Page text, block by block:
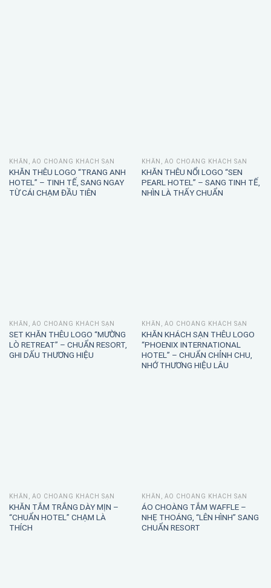
KHĂN, ÁO CHOÀNG KHÁCH SẠN
KHĂN THÊU LOGO “TRANG ANH
HOTEL” – TINH TẾ, SANG NGAY
TỪ CÁI CHẠM ĐẦU TIÊN
KHĂN, ÁO CHOÀNG KHÁCH SẠN
KHĂN THÊU NỔI LOGO “SEN
PEARL HOTEL” – SANG TINH TẾ,
NHÌN LÀ THẤY CHUẨN
KHĂN, ÁO CHOÀNG KHÁCH SẠN
SET KHĂN THÊU LOGO “MƯỜNG
LÒ RETREAT” – CHUẨN RESORT,
GHI DẤU THƯƠNG HIỆU
KHĂN, ÁO CHOÀNG KHÁCH SẠN
KHĂN KHÁCH SẠN THÊU LOGO
“PHOENIX INTERNATIONAL
HOTEL” – CHUẨN CHỈNH CHU,
NHỚ THƯƠNG HIỆU LÂU
KHĂN, ÁO CHOÀNG KHÁCH SẠN
KHĂN TẮM TRẮNG DÀY MỊN –
“CHUẨN HOTEL” CHẠM LÀ
THÍCH
KHĂN, ÁO CHOÀNG KHÁCH SẠN
ÁO CHOÀNG TẮM WAFFLE –
NHẸ THOÁNG, “LÊN HÌNH” SANG
CHUẨN RESORT